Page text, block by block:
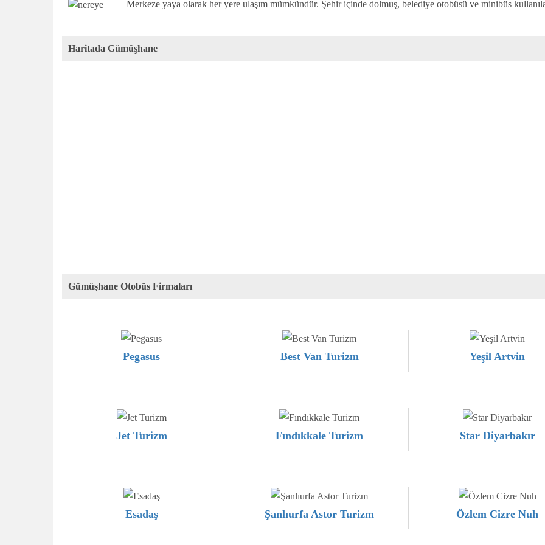
Merkeze yaya olarak her yere ulaşım mümkündür. Şehir içinde dolmuş, belediye otobüsü ve minibüs
Haritada Gümüşhane
Gümüşhane Otobüs Firmaları
Pegasus Best Van Turizm Yeşil Artvin
Jet Turizm Fındıkkale Turizm Star Diyarbakır
Esadaş Şanlıurfa Astor Turizm Özlem Cizre Nuh